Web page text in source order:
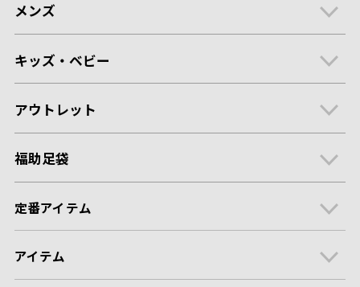
メンズ
キッズ・ベビー
アウトレット
福助足袋
定番アイテム
アイテム